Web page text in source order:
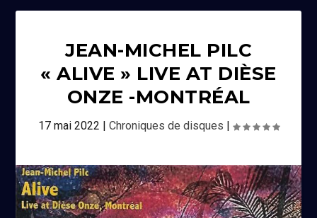
JEAN-MICHEL PILC
« ALIVE » LIVE AT DIÈSE
ONZE -MONTRÉAL
17 mai 2022 | Chroniques de disques |